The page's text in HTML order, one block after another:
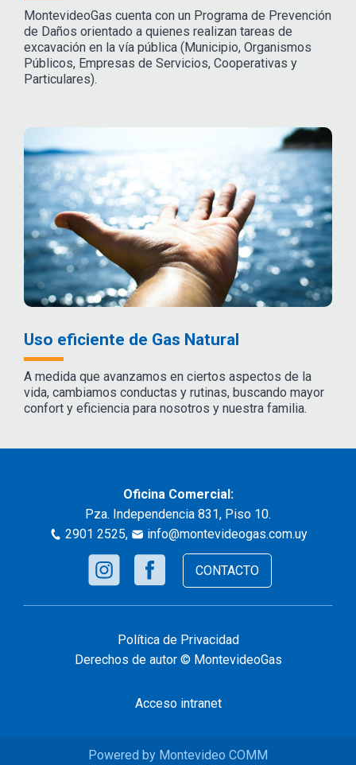
MontevideoGas cuenta con un Programa de Prevención
de Daños orientado a quienes realizan tareas de
excavación en la vía pública (Municipio, Organismos
Públicos, Empresas de Servicios, Cooperativas y
Particulares).
Uso eficiente de Gas Natural
A medida que avanzamos en ciertos aspectos de la
vida, cambiamos conductas y rutinas, buscando mayor
confort y eficiencia para nosotros y nuestra familia.
Oficina Comercial:
Pza. Independencia 831, Piso 10.
2901 2525, info@montevideogas.com.uy
CONTACTO
Política de Privacidad
Derechos de autor © MontevideoGas
Acceso intranet
Powered by Montevideo COMM